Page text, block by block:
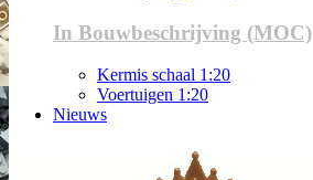
In Bouwbeschrijving (MOC)
Kermis schaal 1:20
Voertuigen 1:20
Nieuws